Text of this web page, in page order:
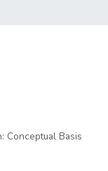
Conceptual Basis